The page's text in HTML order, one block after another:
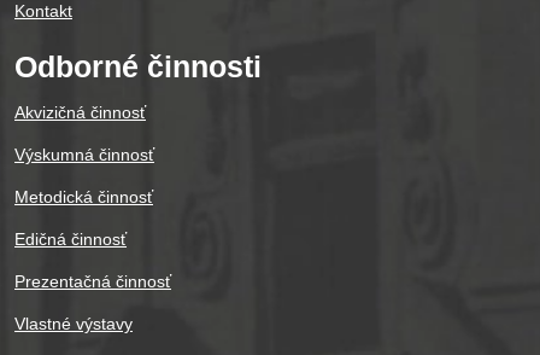
Kontakt
Odborné činnosti
Akvizičná činnosť
Výskumná činnosť
Metodická činnosť
Edičná činnosť
Prezentačná činnosť
Vlastné výstavy